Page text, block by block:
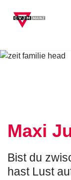
Maxi
Bist du
hast Lust